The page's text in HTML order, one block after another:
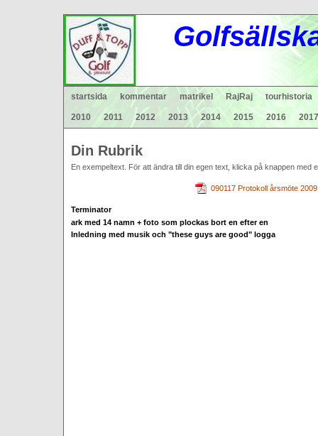
Golfsälls
startsida kommentar matrikel RajRaj tourhistoria
2010 2011 2012 2013 2014 2015 2016 2017
Din Rubrik
En exempeltext. För att ändra till din egen text, klicka på knappen med
090117 Protokoll årsmöte
Terminator
ark med 14 namn + foto som plockas bort en efter en
Inledning med musik och "these guys are good" logga